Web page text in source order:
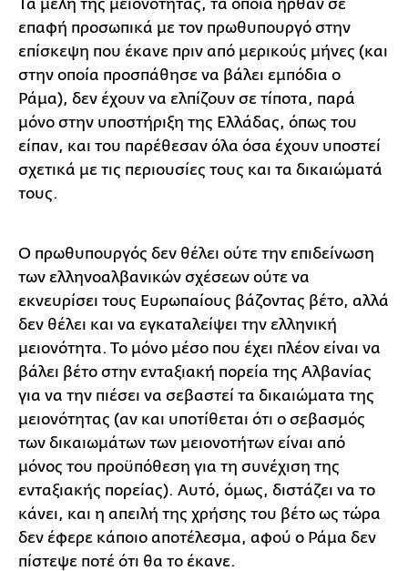
Τα μέλη της μειονότητας, τα οποία ήρθαν σε
επαφή προσωπικά με τον πρωθυπουργό στην
επίσκεψη που έκανε πριν από μερικούς μήνες (και
στην οποία προσπάθησε να βάλει εμπόδια ο
Ράμα), δεν έχουν να ελπίζουν σε τίποτα, παρά
μόνο στην υποστήριξη της Ελλάδας, όπως του
είπαν, και του παρέθεσαν όλα όσα έχουν υποστεί
σχετικά με τις περιουσίες τους και τα δικαιώματά
τους.
Ο πρωθυπουργός δεν θέλει ούτε την επιδείνωση
των ελληνοαλβανικών σχέσεων ούτε να
εκνευρίσει τους Ευρωπαίους βάζοντας βέτο, αλλά
δεν θέλει και να εγκαταλείψει την ελληνική
μειονότητα. Το μόνο μέσο που έχει πλέον είναι να
βάλει βέτο στην ενταξιακή πορεία της Αλβανίας
για να την πιέσει να σεβαστεί τα δικαιώματα της
μειονότητας (αν και υποτίθεται ότι ο σεβασμός
των δικαιωμάτων των μειονοτήτων είναι από
μόνος του προϋπόθεση για τη συνέχιση της
ενταξιακής πορείας). Αυτό, όμως, διστάζει να το
κάνει, και η απειλή της χρήσης του βέτο ως τώρα
δεν έφερε κάποιο αποτέλεσμα, αφού ο Ράμα δεν
πίστεψε ποτέ ότι θα το έκανε.